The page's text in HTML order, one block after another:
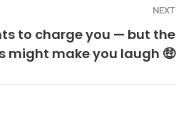
NEXT
to charge you — but the
might make you laugh 🤑